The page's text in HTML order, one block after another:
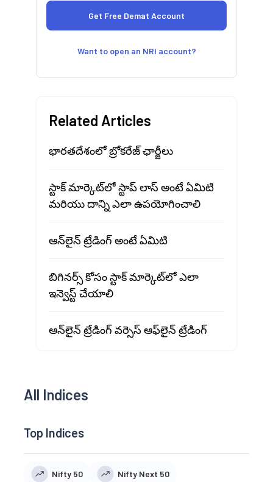
Want to open an NRI account?
Related Articles
భారతదేశంలో బ్రోకరేజ్ ఛార్జీలు
స్టాక్ మార్కెట్‍లో స్టాప్ లాస్ అంటే ఏమిటి
మరియు దాన్ని ఎలా ఉపయోగించాలి
ఆన్‌లైన్ ట్రేడింగ్ అంటే ఏమిటి
బిగినర్స్ కోసం స్టాక్ మార్కెట్‍లో ఎలా
ఇన్వెస్ట్ చేయాలి
ఆన్‌లైన్ ట్రేడింగ్ వర్సెస్ ఆఫ్‌లైన్ ట్రేడింగ్
All Indices
Top Indices
Nifty 50 Nifty Next 50